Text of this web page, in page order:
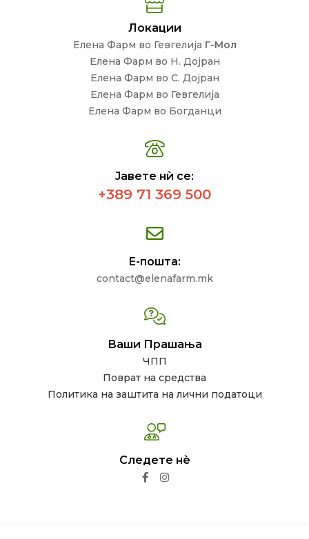
Локации
Елена Фарм во Гевгелија Г-Мол
Елена Фарм во Н. Дојран
Елена Фарм во С. Дојран
Елена Фарм во Гевгелија
Елена Фарм во Богданци
Јавете нѝ се:
+389 71 369 500
Е-пошта:
contact@elenafarm.mk
Ваши Прашања
ЧПП
Поврат на средства
Политика на заштита на лични податоци
Следете нѐ